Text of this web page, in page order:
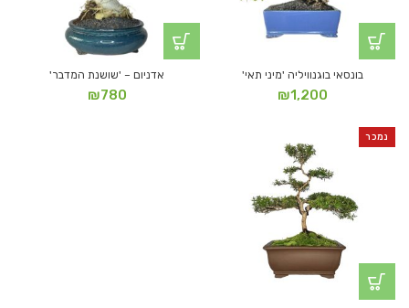
בונסאי בוגנוויליה 'מיני תאי'
₪1,200
אדניום – 'שושנת המדבר'
₪780
נמכר